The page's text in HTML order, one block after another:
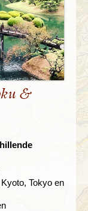
&
Tokyo en